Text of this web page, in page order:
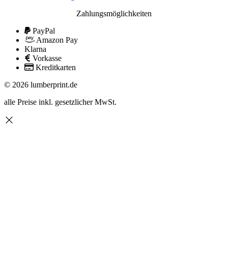
Zahlungsmöglichkeiten
PayPal
Amazon Pay
Klarna
Vorkasse
Kreditkarten
© 2026 lumberprint.de
alle Preise inkl. gesetzlicher MwSt.